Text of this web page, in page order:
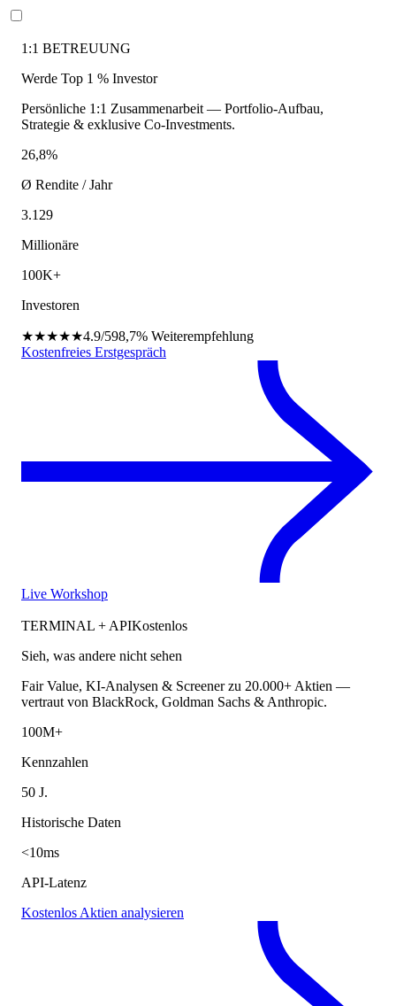
1:1 BETREUUNG
Werde Top 1 % Investor
Persönliche 1:1 Zusammenarbeit — Portfolio-Aufbau,
Strategie & exklusive Co-Investments.
26,8%
Ø Rendite / Jahr
3.129
Millionäre
100K+
Investoren
★★★★★4.9/598,7% Weiterempfehlung
Kostenfreies Erstgespräch
Live Workshop
TERMINAL + APIKostenlos
Sieh, was andere nicht sehen
Fair Value, KI-Analysen & Screener zu 20.000+ Aktien —
vertraut von BlackRock, Goldman Sachs & Anthropic.
100M+
Kennzahlen
50 J.
Historische Daten
<10ms
API-Latenz
Kostenlos Aktien analysieren